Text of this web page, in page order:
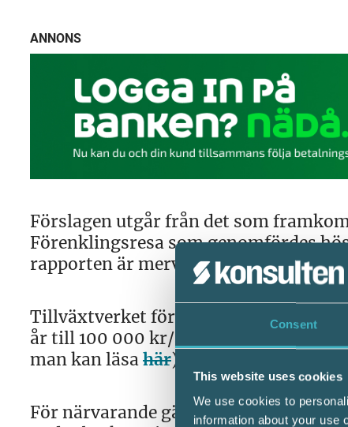
Consent
This website uses cookies
We use cookies to
information about your use
ANNONS
Förslagen utgår från det som
Förenklingsresa som genomfördes
rapporten är mervärdesskatt (moms).
Tillväxtverket föreslår att
år till 100 000 kr/år (avsnitt 4.3 i
man kan läsahär).
För närvarande gäller att företag